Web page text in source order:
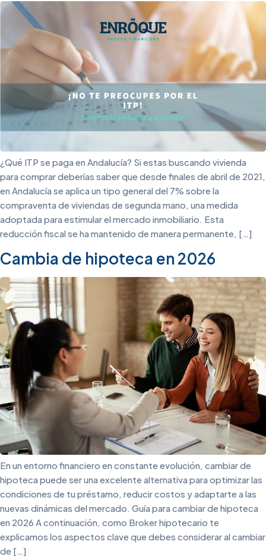
¿Qué ITP se paga en Andalucía? Si estas buscando vivienda
para comprar deberías saber que desde finales de abril de 2021,
en Andalucía se aplica un tipo general del 7% sobre la
compraventa de viviendas de segunda mano, una medida
adoptada para estimular el mercado inmobiliario. Esta
reducción fiscal se ha mantenido de manera permanente, […]
Cambia de hipoteca en 2026
En un entorno financiero en constante evolución, cambiar de
hipoteca puede ser una excelente alternativa para optimizar las
condiciones de tu préstamo, reducir costos y adaptarte a las
nuevas dinámicas del mercado. Guía para cambiar de hipoteca
en 2026 A continuación, como Broker hipotecario te
explicamos los aspectos clave que debes considerar al cambiar
de […]